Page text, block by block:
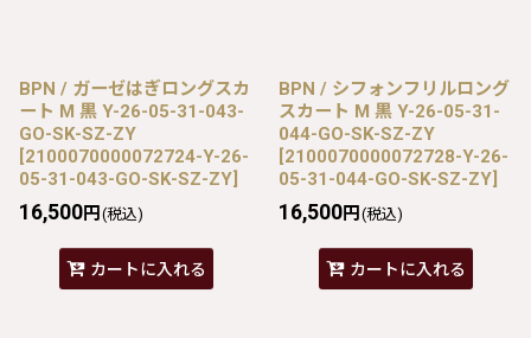
BPN / ガーゼはぎロングスカ
ート M 黒 Y-26-05-31-043-
GO-SK-SZ-ZY
[2100070000072724-Y-26-
05-31-043-GO-SK-SZ-ZY]
16,500円 (税込)
カートに入れる
BPN / シフォンフリルロング
スカート M 黒 Y-26-05-31-
044-GO-SK-SZ-ZY
[2100070000072728-Y-26-
05-31-044-GO-SK-SZ-ZY]
16,500円 (税込)
カートに入れる